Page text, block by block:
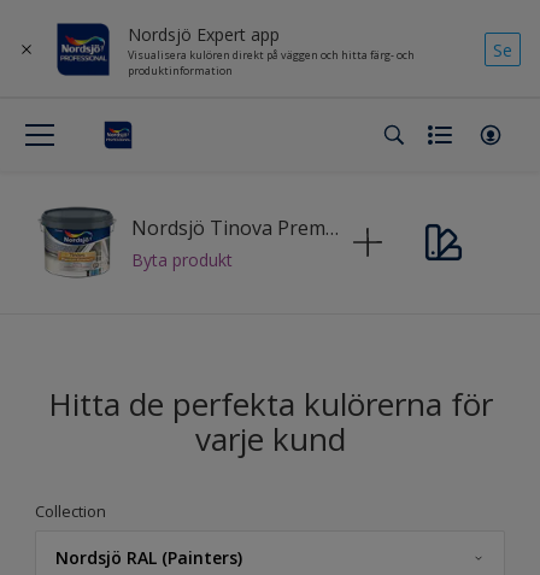
Nordsjö Expert app
Visualisera kulören direkt på väggen och hitta färg- och
produktinformation
Se
Nordsjö Tinova Premium Exterior+
Byta produkt
Hitta de perfekta kulörerna för
varje kund
Collection
Nordsjö RAL (Painters)